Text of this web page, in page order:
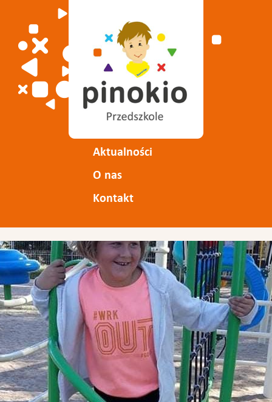
Aktualności
O nas
Kontakt